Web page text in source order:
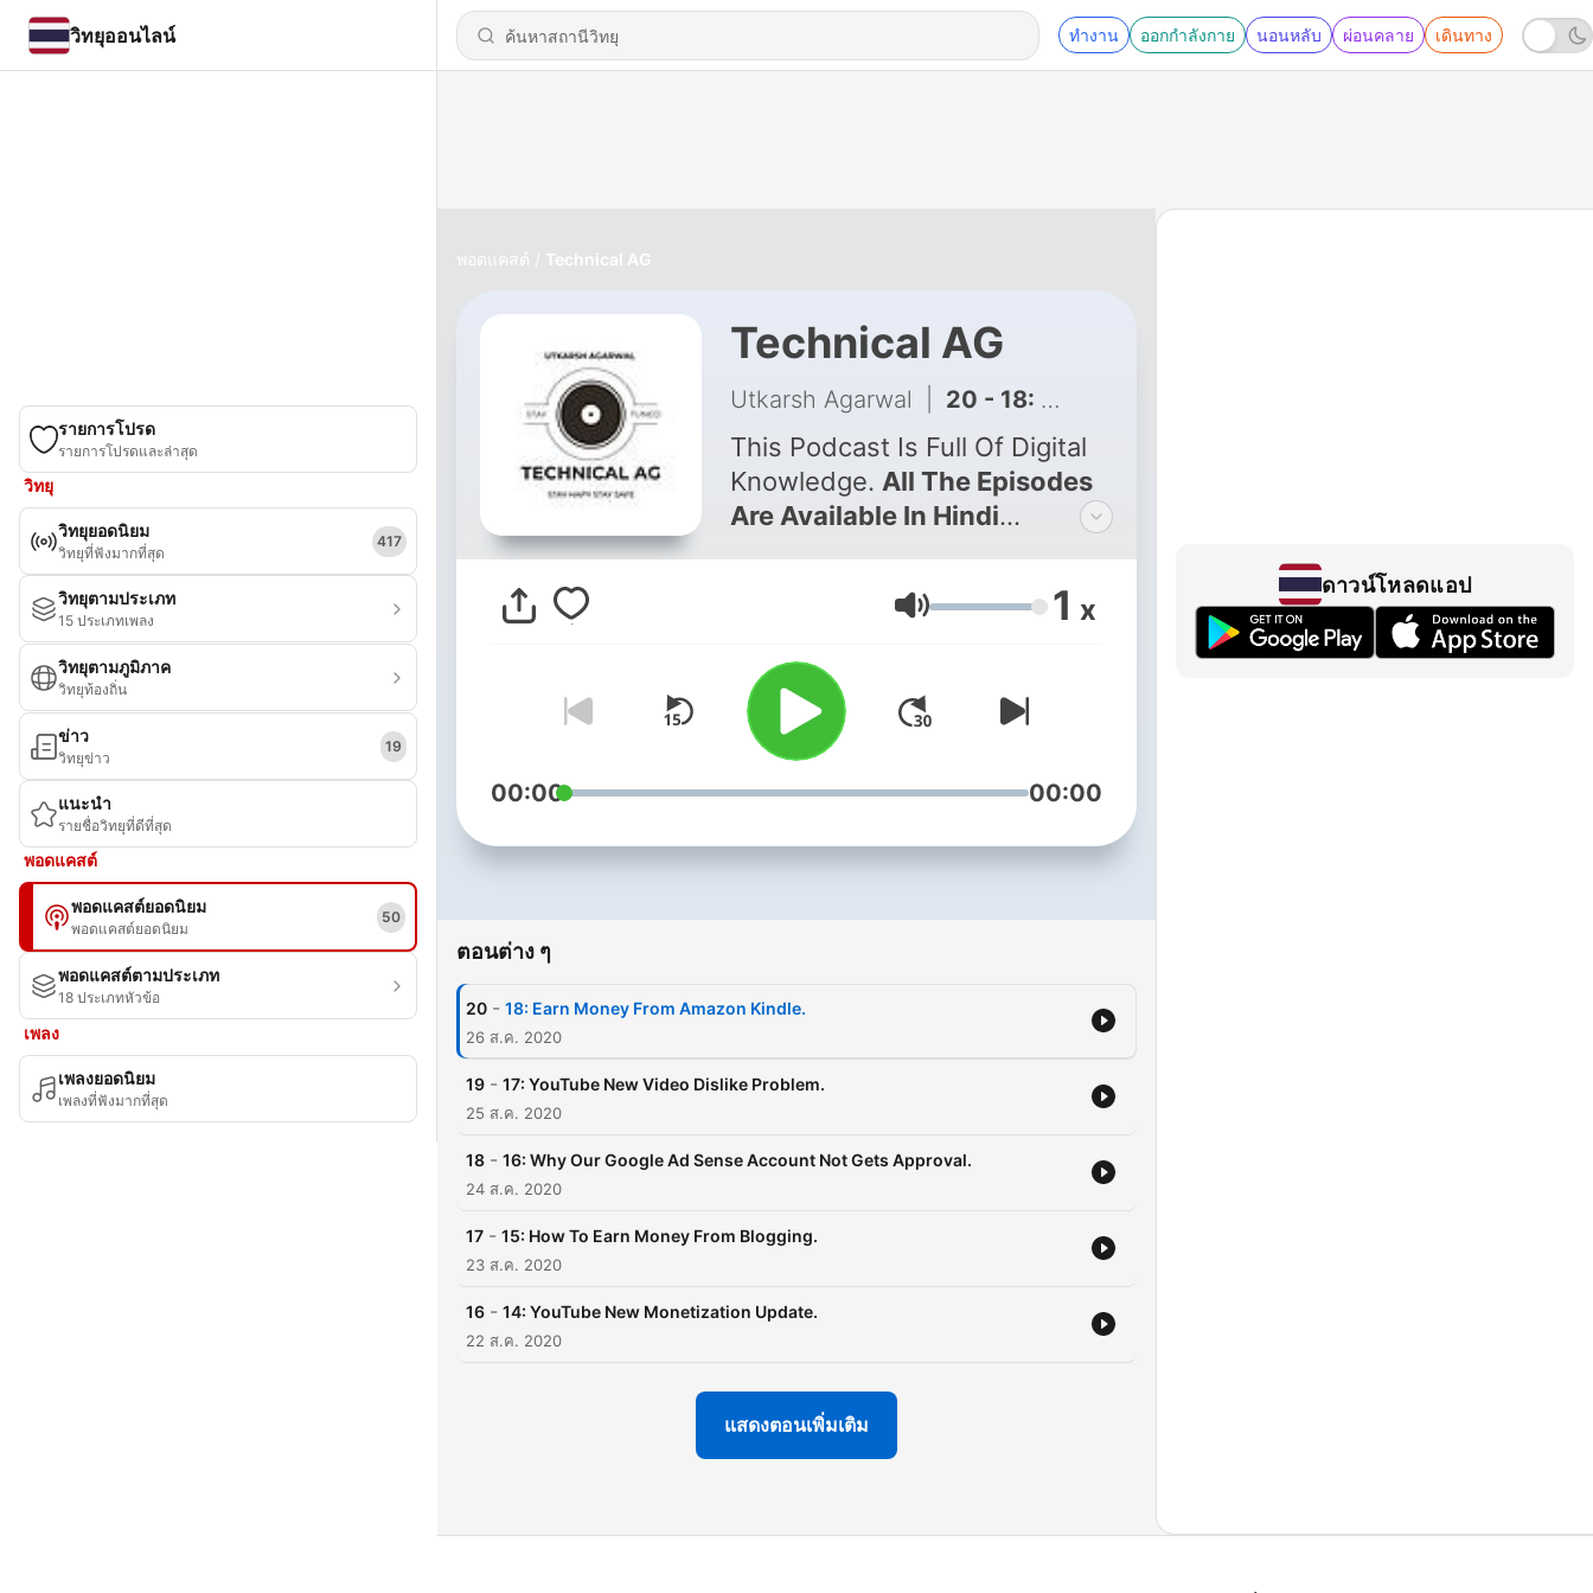
วิทยุออนไลน์ ทำงาน ออกกำลังกาย นอนหลับ ผ่อนคลาย เดินทาง
รายการโปรด
รายการโปรดและล่าสุด
วิทยุ
วิทยุยอดนิยม
วิทยุที่ฟังมากที่สุด
417
วิทยุตามประเภท
15 ประเภทเพลง
วิทยุตามภูมิภาค
วิทยุท้องถิ่น
ข่าว
วิทยุข่าว
19
แนะนำ
รายชื่อวิทยุที่ดีที่สุด
พอดแคสต์
พอดแคสต์ยอดนิยม
พอดแคสต์ยอดนิยม
50
พอดแคสต์ตามประเภท
18 ประเภทหัวข้อ
เพลง
เพลงยอดนิยม
เพลงที่ฟังมากที่สุด
พอดแคสต์ Technical AG
Technical AG
Utkarsh Agarwal 20 - 18: Earn Money From Amazon Kindle.
This Podcast Is Full Of Digital
Knowledge. All The Episodes
Are Available In Hindi
Questions Or You Want Me To
Make An Episode On A
Email:-
technicalag.officials@gmail.com
https://www.instagram.com/officialtechnicalag/
ระดับเสียง 1 x
00:00 00:00
ตอนต่าง ๆ
20 - 18: Earn Money From Amazon Kindle.
26 ส.ค. 2020
19 - 17: YouTube New Video Dislike Problem.
25 ส.ค. 2020
18 - 16: Why Our Google Ad Sense Account Not Gets Approval.
24 ส.ค. 2020
17 - 15: How To Earn Money From Blogging.
23 ส.ค. 2020
16 - 14: YouTube New Monetization Update.
22 ส.ค. 2020
แสดงตอนเพิ่มเติม
ดาวน์โหลดแอป